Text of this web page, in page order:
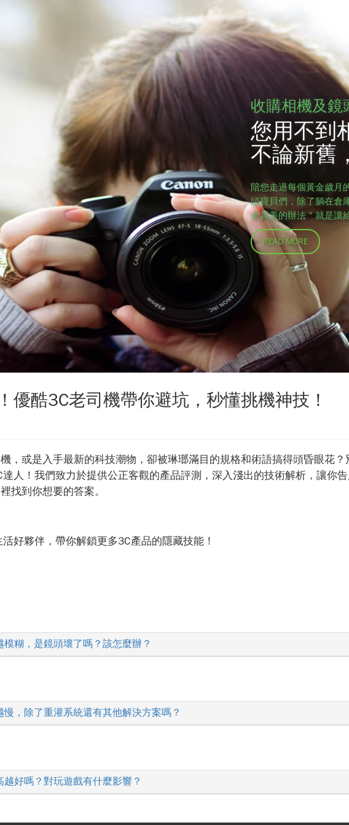
收購相機及鏡
您用不到
不論新舊
陪您走過每個黃金歲月
頭寶貝們，除了躺在倉
全其美的辦法＂就是讓
READ MORE
優酷3C老司機帶你避坑，秒懂挑機神技！
，或是入手最新的科技潮物，卻被琳瑯滿目的規格和術語搞得頭昏眼花
人！我們致力於提供公正客觀的產品評測，深入淺出的技術解析，讓你
找到你想要的答案。
好夥伴，帶你解鎖更多3C產品的隱藏技能！
糊，是鏡頭壞了嗎？該怎麼辦？
，除了重灌系統還有其他解決方案嗎？
好嗎？對玩遊戲有什麼影響？